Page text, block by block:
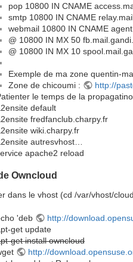
pop 10800 IN CNAME
smtp 10800 IN CNAME
webmail 10800 IN CNAME
@ 10800 IN MX 50
@ 10800 IN MX 10
Exemple de ma zone quentin-
Zone de chicoumi :
http://
le temps de la
default
fredfanclub.charpy.fr
wiki.charpy.fr
autresvhost…
apache2 reload
Owncloud
dans le vhost (cd /var/vhost/
'deb http://
get update
get install owncloud
http://